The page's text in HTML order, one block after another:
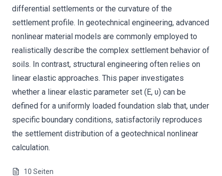
differential settlements or the curvature of the
settlement profile. In geotechnical engineering, advanced
nonlinear material models are commonly employed to
realistically describe the complex settlement behavior of
soils. In contrast, structural engineering often relies on
linear elastic approaches. This paper investigates
whether a linear elastic parameter set (E, υ) can be
defined for a uniformly loaded foundation slab that, under
specific boundary conditions, satisfactorily reproduces
the settlement distribution of a geotechnical nonlinear
calculation.
10 Seiten